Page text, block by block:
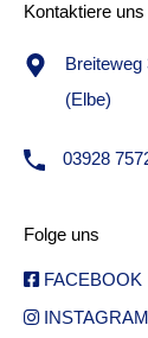
Kontaktiere uns
Breiteweg
(Elbe)
03928
Folge uns
FACEBOOK
INSTAGRAM